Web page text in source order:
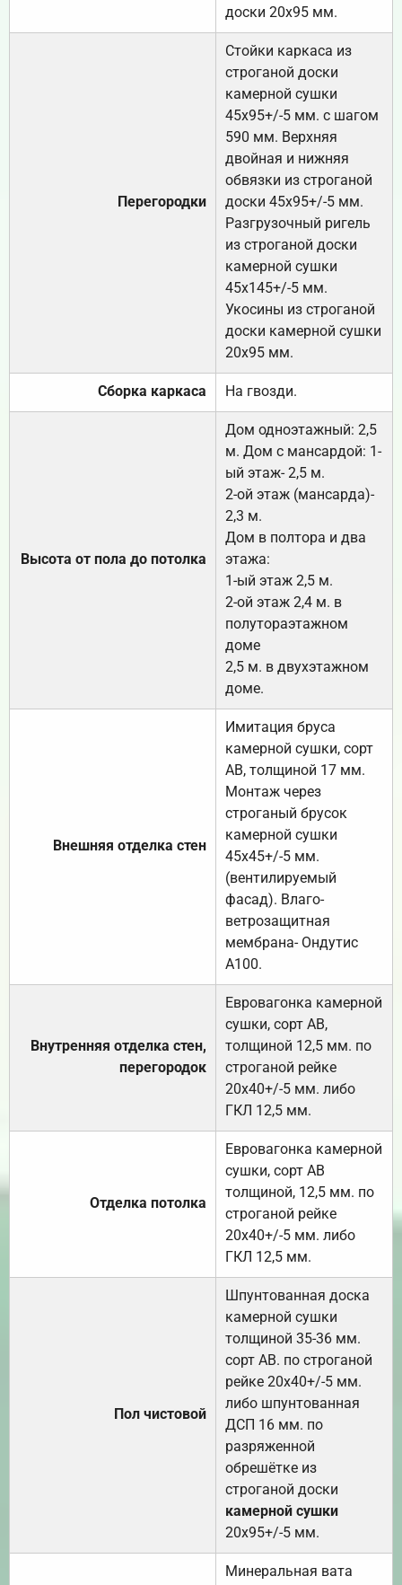
доски 20х95 мм.
Перегородки
Стойки каркаса из
строганой доски
камерной сушки
45х95+/-5 мм. с шагом
590 мм. Верхняя
двойная и нижняя
обвязки из строганой
доски 45х95+/-5 мм.
Разгрузочный ригель
из строганой доски
камерной сушки
45х145+/-5 мм.
Укосины из строганой
доски камерной сушки
20х95 мм.
Сборка каркаса На гвозди.
Высота от пола до потолка
Дом одноэтажный: 2,5
м. Дом с мансардой: 1-
ый этаж- 2,5 м.
2-ой этаж (мансарда)-
2,3 м.
Дом в полтора и два
этажа:
1-ый этаж 2,5 м.
2-ой этаж 2,4 м. в
полутораэтажном
доме
2,5 м. в двухэтажном
доме.
Внешняя отделка стен
Имитация бруса
камерной сушки, сорт
АВ, толщиной 17 мм.
Монтаж через
строганый брусок
камерной сушки
45х45+/-5 мм.
(вентилируемый
фасад). Влаго-
ветрозащитная
мембрана- Ондутис
А100.
Внутренняя отделка стен,
перегородок
Евровагонка камерной
сушки, сорт АВ,
толщиной 12,5 мм. по
строганой рейке
20х40+/-5 мм. либо
ГКЛ 12,5 мм.
Отделка потолка
Евровагонка камерной
сушки, сорт АВ
толщиной, 12,5 мм. по
строганой рейке
20х40+/-5 мм. либо
ГКЛ 12,5 мм.
Пол чистовой
Шпунтованная доска
камерной сушки
толщиной 35-36 мм.
сорт АВ. по строганой
рейке 20х40+/-5 мм.
либо шпунтованная
ДСП 16 мм. по
разряженной
обрешётке из
строганой доски
камерной сушки
20х95+/-5 мм.
Минеральная вата